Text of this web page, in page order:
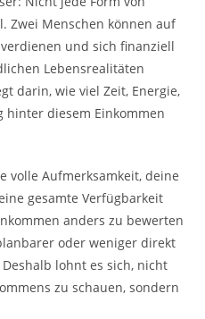
Zwei Menschen können auf
und sich finanziell
Lebensrealitäten
darin, wie viel Zeit, Energie,
hinter diesem Einkommen
volle Aufmerksamkeit, deine
gesamte Verfügbarkeit
anders zu bewerten
oder weniger direkt
lohnt es sich, nicht
zu schauen, sondern